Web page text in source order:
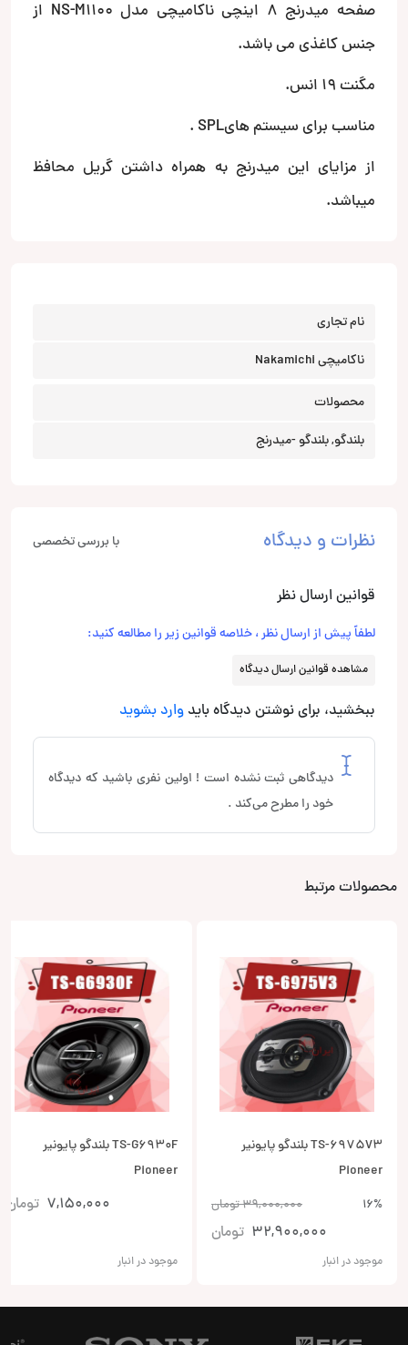
صفحه میدرنج 8 اینچی ناکامیچی مدل NS-M1100 از
جنس کاغذی می باشد.
مگنت 19 انس.
مناسب برای سیستم هایSPL .
از مزایای این میدرنج به همراه داشتن گریل محافظ
میباشد.
نام تجاری
ناکامیچی Nakamichi
محصولات
بلندگو, بلندگو -میدرنج
نظرات و دیدگاه با بررسی تخصصی
قوانین ارسال نظر
لطفاً پیش از ارسال نظر ، خلاصه قوانین زیر را مطالعه کنید:
مشاهده قوانین ارسال دیدگاه
ببخشید، برای نوشتن دیدگاه باید وارد بشوید
دیدگاهی ثبت نشده است ! اولین نفری باشید که دیدگاه
خود را مطرح می‌کند .
محصولات مرتبط
TS-6975V3 بلندگو پایونیر
Pioneer
16%
39,000,000تومان
32,900,000 تومان
موجود در انبار
TS-G6930F بلندگو پایونیر
Pioneer
7,150,000 تومان
موجود در انبار